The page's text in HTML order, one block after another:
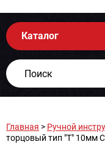
Каталог
Главная > Ручной
торцовый тип "Т" 10мм